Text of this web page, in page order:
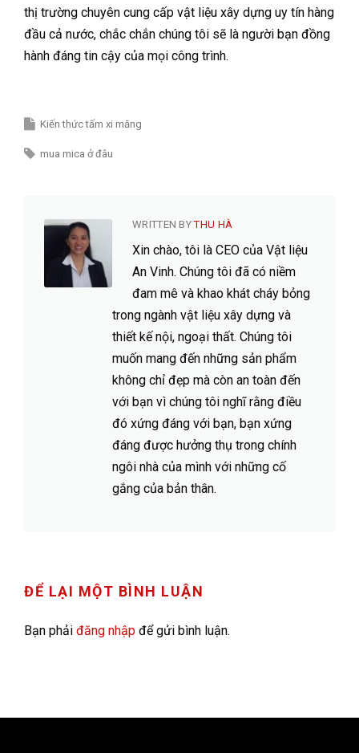
thị trường chuyên cung cấp vật liệu xây dựng uy tín hàng
đầu cả nước, chắc chắn chúng tôi sẽ là người bạn đồng
hành đáng tin cậy của mọi công trình.
Kiến thức tấm xi măng
mua mica ở đâu
WRITTEN BYTHU HÀ
Xin chào, tôi là CEO của Vật liệu
An Vinh. Chúng tôi đã có niềm
đam mê và khao khát cháy bỏng
trong ngành vật liệu xây dựng và
thiết kế nội, ngoại thất. Chúng tôi
muốn mang đến những sản phẩm
không chỉ đẹp mà còn an toàn đến
với bạn vì chúng tôi nghĩ rằng điều
đó xứng đáng với bạn, bạn xứng
đáng được hưởng thụ trong chính
ngôi nhà của mình với những cố
gắng của bản thân.
ĐỂ LẠI MỘT BÌNH LUẬN
Bạn phải đăng nhập để gửi bình luận.